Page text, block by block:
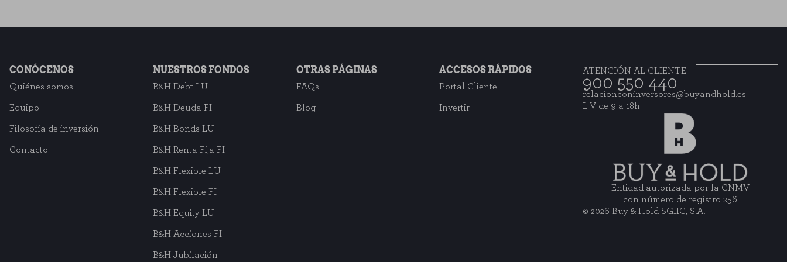
CONÓCENOS
Quiénes somos
Equipo
Filosofía de inversión
Contacto
NUESTROS FONDOS
B&H Debt LU
B&H Deuda FI
B&H Bonds LU
B&H Renta Fija FI
B&H Flexible LU
B&H Flexible FI
B&H Equity LU
B&H Acciones FI
B&H Jubilación
OTRAS PÁGINAS
FAQs
Blog
ACCESOS RÁPIDOS
Portal Cliente
Invertir
ATENCIÓN AL CLIENTE
900 550 440
relacionconinversores@buyandhold.es
L-V de 9 a 18h
Entidad autorizada por la CNMV
con número de registro 256
© 2026 Buy & Hold SGIIC, S.A.